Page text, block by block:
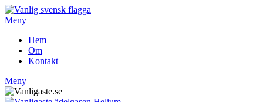
Hoppa
till
Meny
Hem
Om
Kontakt
Meny